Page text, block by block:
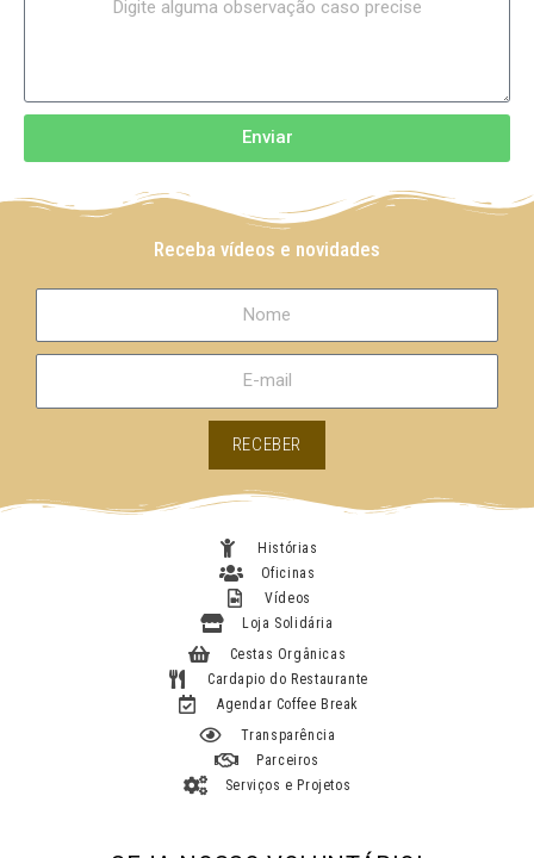
Enviar
Receba vídeos e novidades
m
l
RECEBER
Histórias
Oficinas
Vídeos
Loja Solidária
Cestas Orgânicas
Cardapio do Restaurante
Agendar Coffee Break
Transparência
Parceiros
Serviços e Projetos